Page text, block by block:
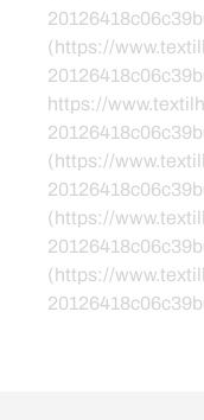
(https://
https://
(https://
(https://
(https://